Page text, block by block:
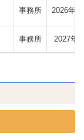
事務所 2026年
事務所 2027年1